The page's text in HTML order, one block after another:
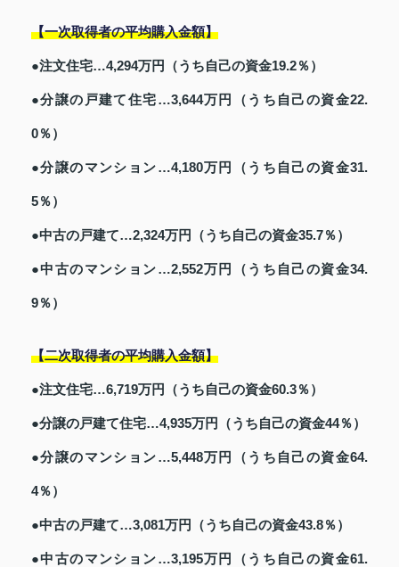
【一次取得者の平均購入金額】
●注文住宅…4,294万円（うち自己の資金19.2％）
●分譲の戸建て住宅…3,644万円（うち自己の資金22.
0％）
●分譲のマンション…4,180万円（うち自己の資金31.
5％）
●中古の戸建て…2,324万円（うち自己の資金35.7％）
●中古のマンション…2,552万円（うち自己の資金34.
9％）
【二次取得者の平均購入金額】
●注文住宅…6,719万円（うち自己の資金60.3％）
●分譲の戸建て住宅…4,935万円（うち自己の資金44％）
●分譲のマンション…5,448万円（うち自己の資金64.
4％）
●中古の戸建て…3,081万円（うち自己の資金43.8％）
●中古のマンション…3,195万円（うち自己の資金61.